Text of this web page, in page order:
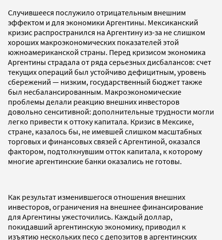
Случившееся послужило отрицательным внешним
эффектом и для экономики Аргентины. Мексиканский
кризис распространился на Аргентину из-за не слишком
хороших макроэкономических показателей этой
южноамериканской страны. Перед кризисом экономика
Аргентины страдала от ряда серьезных дисбалансов: счет
текущих операций был устойчиво дефицитным, уровень
сбережений — низким, государственный бюджет также
был несбалансированным. Макроэкономические
проблемы делали реакцию внешних инвесторов
довольно сенситивной: дополнительные трудности могли
легко привести к оттоку капитала. Кризис в Мексике,
стране, казалось бы, не имевшей слишком масштабных
торговых и финансовых связей с Аргентиной, оказался
фактором, подтолкнувшим отток капитала, к которому
многие аргентинские банки оказались не готовы.
Как результат изменившегося отношения внешних
инвесторов, ограничения на внешнее финансирование
для Аргентины ужесточились. Каждый доллар,
покидавший аргентинскую экономику, приводил к
изъятию нескольких песо с депозитов в аргентинских